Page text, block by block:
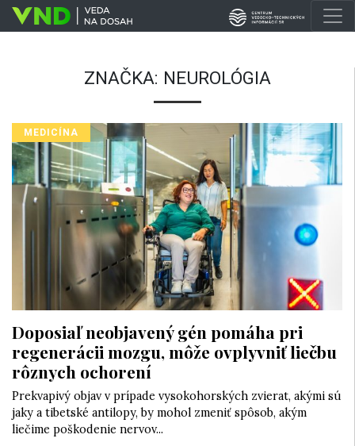
ZNAČKA: NEUROLÓGIA
MEDICÍNA
Doposiaľ neobjavený gén pomáha pri
regenerácii mozgu, môže ovplyvniť liečbu
rôznych ochorení
Prekvapivý objav v prípade vysokohorských zvierat, akými sú
jaky a tibetské antilopy, by mohol zmeniť spôsob, akým
liečime poškodenie nervov...